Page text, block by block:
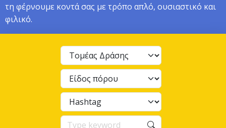
τη φέρνουμε κοντά σας με τρόπο απλό, ουσιαστικό και
φιλικό.